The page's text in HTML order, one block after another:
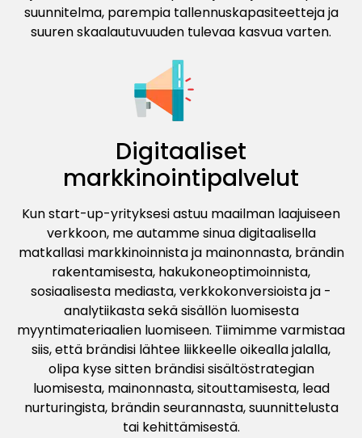
suunnitelma, parempia tallennuskapasiteetteja ja
suuren skaalautuvuuden tulevaa kasvua varten.
Digitaaliset
markkinointipalvelut
Kun start-up-yrityksesi astuu maailman laajuiseen
verkkoon, me autamme sinua digitaalisella
matkallasi markkinoinnista ja mainonnasta, brändin
rakentamisesta, hakukoneoptimoinnista,
sosiaalisesta mediasta, verkkokonversioista ja -
analytiikasta sekä sisällön luomisesta
myyntimateriaalien luomiseen. Tiimimme varmistaa
siis, että brändisi lähtee liikkeelle oikealla jalalla,
olipa kyse sitten brändisi sisältöstrategian
luomisesta, mainonnasta, sitouttamisesta, lead
nurturingista, brändin seurannasta, suunnittelusta
tai kehittämisestä.